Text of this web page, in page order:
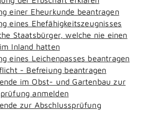
einer Eheurkunde beantragen
eines Ehefähigkeitszeugnisses
Staatsbürger, welche nie einen
Inland hatten
eines Leichenpasses beantragen
- Befreiung beantragen
im Obst- und Gartenbau zur
anmelden
zur Abschlussprüfung